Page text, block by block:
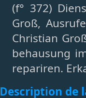
(f° 372)
Groß,
Christian
behausung
repariren.
Description de